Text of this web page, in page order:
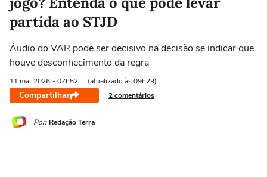
partida ao STJD
Áudio do VAR pode ser decisivo na decisão se indicar que
houve desconhecimento da regra
11 mai 2026 - 07h52 (atualizado às 09h29)
Compartilhar 2 comentários
Por: Redação Terra